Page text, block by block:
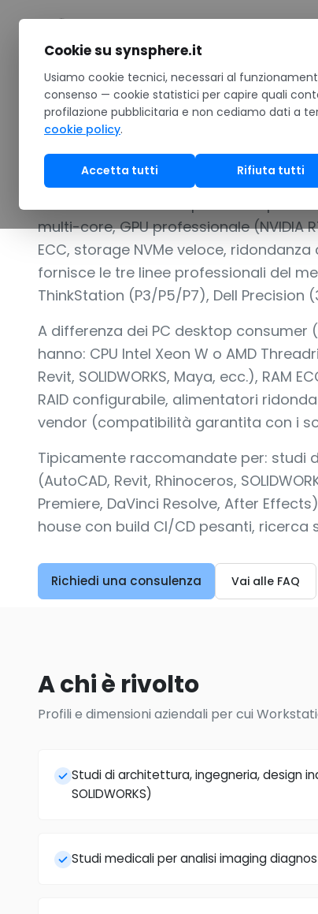
Home/Hardware /Computer & Surface/
WORKSTATION DESKTOP PER CAD,
Workstation
Le workstation desktop sono PC
multi-core, GPU professionale (NVIDIA
ECC, storage NVMe veloce,
fornisce le tre linee professionali del
ThinkStation (P3/P5/P7), Dell
A differenza dei PC desktop
hanno: CPU Intel Xeon W o AMD
Revit, SOLIDWORKS, Maya, ecc.),
RAID configurabile, alimentatori
vendor (compatibilità garantita con i
Tipicamente raccomandate per: studi
(AutoCAD, Revit, Rhinoceros,
Premiere, DaVinci Resolve, After
house con build CI/CD pesanti, ricerca
Richiedi una consulenza Vai alle FAQ
A chi è rivolto
Profili e dimensioni aziendali per cui
Studi di architettura, ingegneria, design
SOLIDWORKS)
Studi medicali per analisi imaging
Cookie su synsphere.it
Usiamo cookie tecnici, necessari al
consenso — cookie statistici per capire quali
profilazione pubblicitaria e non cediamo dati a
cookie policy.
Accetta tutti Rifiuta tutti